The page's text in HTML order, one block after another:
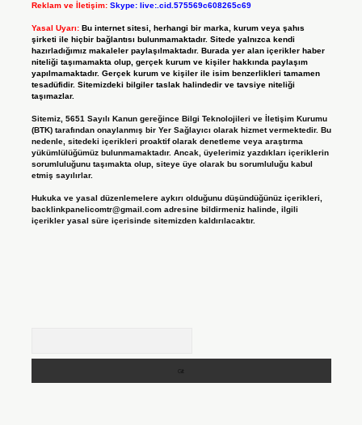
Reklam ve İletişim: Skype: live:.cid.575569c608265c69
Yasal Uyarı: Bu internet sitesi, herhangi bir marka, kurum veya şahıs
şirketi ile hiçbir bağlantısı bulunmamaktadır. Sitede yalnızca kendi
hazırladığımız makaleler paylaşılmaktadır. Burada yer alan içerikler haber
niteliği taşımamakta olup, gerçek kurum ve kişiler hakkında paylaşım
yapılmamaktadır. Gerçek kurum ve kişiler ile isim benzerlikleri tamamen
tesadüfidir. Sitemizdeki bilgiler taslak halindedir ve tavsiye niteliği
taşımazlar.
Sitemiz, 5651 Sayılı Kanun gereğince Bilgi Teknolojileri ve İletişim Kurumu
(BTK) tarafından onaylanmış bir Yer Sağlayıcı olarak hizmet vermektedir. Bu
nedenle, sitedeki içerikleri proaktif olarak denetleme veya araştırma
yükümlülüğümüz bulunmamaktadır. Ancak, üyelerimiz yazdıkları içeriklerin
sorumluluğunu taşımakta olup, siteye üye olarak bu sorumluluğu kabul
etmiş sayılırlar.
Hukuka ve yasal düzenlemelere aykırı olduğunu düşündüğünüz içerikleri,
backlinkpanelicomtr@gmail.comadresine bildirmeniz halinde, ilgili
içerikler yasal süre içerisinde sitemizden kaldırılacaktır.